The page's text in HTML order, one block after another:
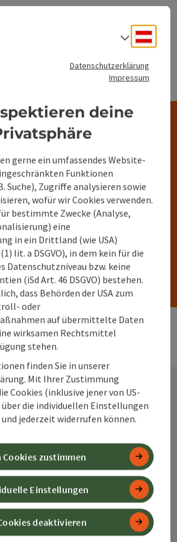
im
Alpenland
GmbH
Datenschutzerklärung
Impressum
deine
gerne ein umfassendes Website-
Funktionen
Suche), Zugriffe analysieren sowie
wofür wir Cookies verwenden.
bestimmte Zwecke (Analyse,
eine
in ein Drittland (wie USA)
lit. a DSGVO), in dem kein für die
Datenschutzniveau bzw. keine
(iSd Art. 46 DSGVO) bestehen.
dass Behörden der USA zum
oder
auf übermittelte Daten
wirksamen Rechtsmittel
stehen.
finden Sie in unserer
Mit Ihrer Zustimmung
Cookies (inklusive jener von US-
über die individuellen Einstellungen
jederzeit widerrufen können.
deaktivieren
Einstellungen
Cookies zustimmen